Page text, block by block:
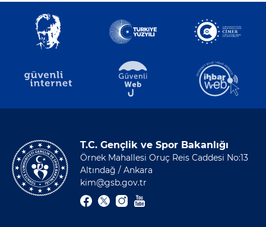
T.C. Gençlik ve Spor Bakanlığı
Örnek Mahallesi Oruç Reis Caddesi No:13
Altındağ / Ankara
kim@gsb.gov.tr